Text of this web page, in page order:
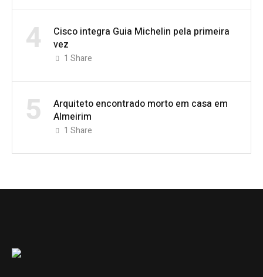
4
Cisco integra Guia Michelin pela primeira
vez
1 Share
5
Arquiteto encontrado morto em casa em
Almeirim
1 Share